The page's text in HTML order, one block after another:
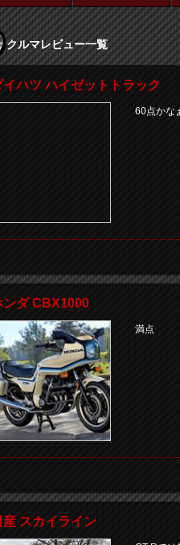
クルマレビュー一覧
イハツ ハイゼットトラック
60点かな
ンダ CBX1000
満点
産 スカイライン